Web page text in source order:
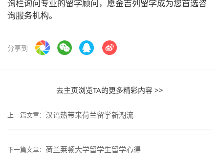
询栏询问专业的留学顾问，愿金吉列留学成为您首选咨
询服务机构。
分享到
去主页浏览TA的更多精彩内容 >>
上一篇文章： 汉语热带来荷兰留学新潮流
下一篇文章： 荷兰莱顿大学留学生留学心得